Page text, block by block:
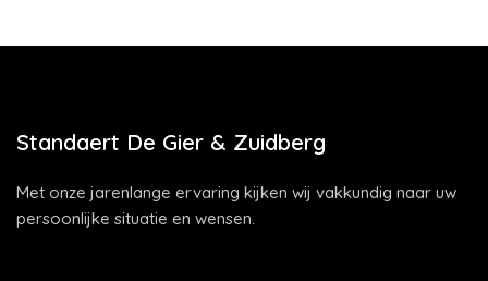
Standaert De Gier & Zuidberg
Met onze jarenlange ervaring kijken wij vakkundig naar uw
persoonlijke situatie en wensen.